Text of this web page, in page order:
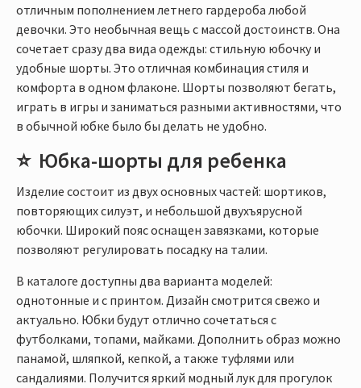
отличным пополнением летнего гардероба любой
девочки. Это необычная вещь с массой достоинств. Она
сочетает сразу два вида одежды: стильную юбочку и
удобные шорты. Это отличная комбинация стиля и
комфорта в одном флаконе. Шорты позволяют бегать,
играть в игры и заниматься разными активностями, что
в обычной юбке было бы делать не удобно.
Юбка-шорты для ребенка
Изделие состоит из двух основных частей: шортиков,
повторяющих силуэт, и небольшой двухъярусной
юбочки. Широкий пояс оснащен завязками, которые
позволяют регулировать посадку на талии.
В каталоге доступны два варианта моделей:
однотонные и с принтом. Дизайн смотрится свежо и
актуально. Юбки будут отлично сочетаться с
футболками, топами, майками. Дополнить образ можно
панамой, шляпкой, кепкой, а также туфлями или
сандалиями. Получится яркий модный лук для прогулок